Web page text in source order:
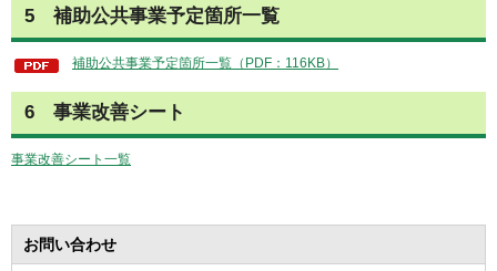
5 補助公共事業予定箇所一覧
補助公共事業予定箇所一覧（PDF：116KB）
6 事業改善シート
事業改善シート一覧
お問い合わせ